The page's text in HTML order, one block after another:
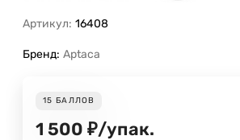
Артикул: 16408
Бренд: Aptaca
15 БАЛЛОВ
1 500 ₽/упак.